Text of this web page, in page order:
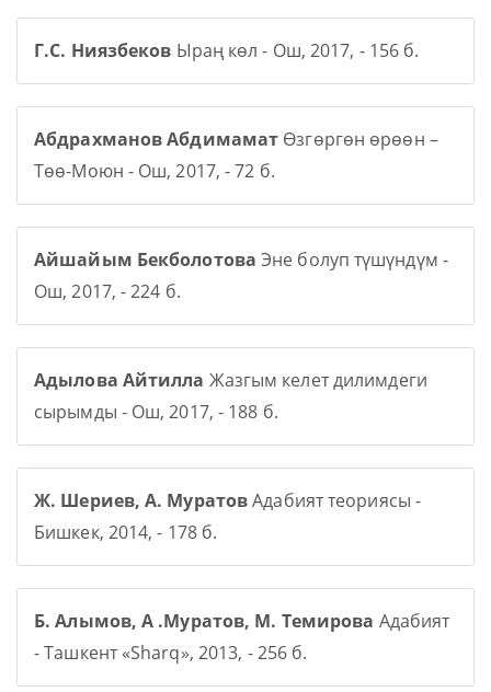
Г.С. Ниязбеков Ыраң көл - Ош, 2017, - 156 б.
Абдрахманов Абдимамат Өзгөргөн өрөөн –
Төө-Моюн - Ош, 2017, - 72 б.
Айшайым Бекболотова Эне болуп түшүндүм -
Ош, 2017, - 224 б.
Адылова Айтилла Жазгым келет дилимдеги
сырымды - Ош, 2017, - 188 б.
Ж. Шериев, А. МуратовАдабият теориясы -
Бишкек, 2014, - 178 б.
Б. Алымов, А .Муратов, М. Темирова Адабият
- Ташкент «Sharq», 2013, - 256 б.